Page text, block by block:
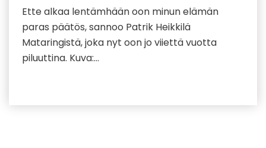
Ette alkaa lentämhään oon minun elämän
paras päätös, sannoo Patrik Heikkilä
Mataringistä, joka nyt oon jo viiettä vuotta
piluuttina. Kuva:…